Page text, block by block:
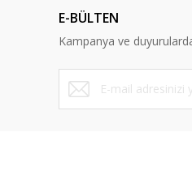
Ürün bilgilerinde
Ürün fiyatı diğer
Bu ürüne benzer
E-BÜLTEN
Kampanya ve